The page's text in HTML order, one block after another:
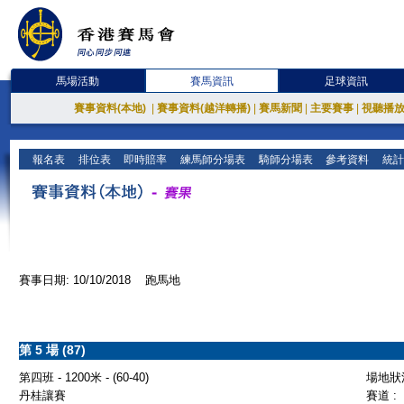
馬場活動 賽馬資訊 足球資訊
賽事資料(本地) 賽事資料(越洋轉播) 賽馬新聞 主要賽事 視聽播
報名表 排位表 即時賠率 練馬師分場表 騎師分場表 參考資料 統
賽事日期: 10/10/2018 跑馬地
第 5 場 (87)
第四班 - 1200米 - (60-40)
場地
丹桂讓賽
賽道 :